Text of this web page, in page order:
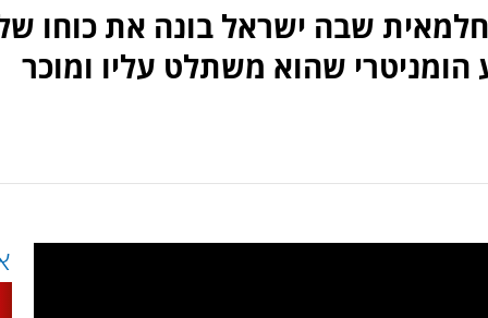
שבה ישראל בונה את כוחו
הומניטרי שהוא משתלט עליו ומוכר